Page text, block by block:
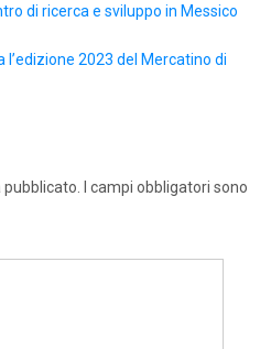
di ricerca e sviluppo in Messico
l’edizione 2023 del Mercatino di
pubblicato.
I campi obbligatori sono